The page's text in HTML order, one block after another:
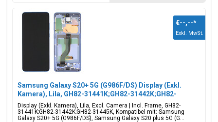
Samsung Galaxy S20+ 5G (G986F/DS) Display (Exkl.
Kamera), Lila, GH82-31441K;GH82-31442K;GH82-
31445K
Display (Exkl. Kamera), Lila, Excl. Camera | Incl. Frame, GH82-
31441K;GH82-31442K;GH82-31445K, Kompatibel mit: Samsung
Galaxy S20+ 5G (G986F/DS), Samsung Galaxy S20 plus 5G (G...
€--,--*
Exkl. MwSt.